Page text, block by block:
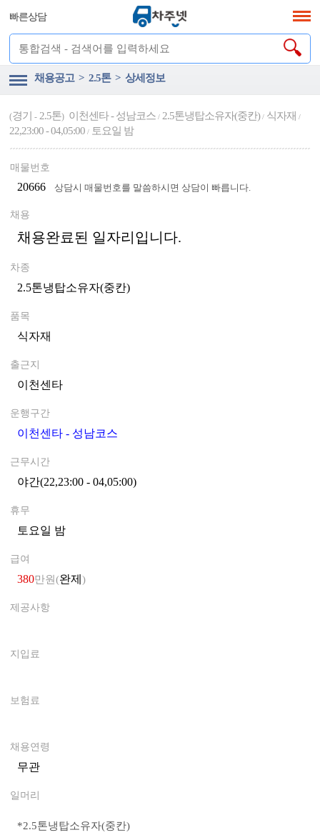
빠른상담
채용공고 > 2.5톤 > 상세정보
(경기 -2.5톤) 이천센타 - 성남코스/ 2.5톤냉탑소유자(중칸)/ 식자재/
22,23:00 - 04,05:00/ 토요일 밤
매물번호
20666 상담시 매물번호를 말씀하시면 상담이 빠릅니다.
채용
채용완료된 일자리입니다.
차종
2.5톤냉탑소유자(중칸)
품목
식자재
출근지
이천센타0
운행구간
이천센타 - 성남코스
근무시간
야간(22,23:00 - 04,05:00)0
휴무
토요일 밤0
급여
380만원(완제 )
제공사항
지입료
보험료
채용연령
무관
일머리
*2.5톤냉탑소유자(중칸)